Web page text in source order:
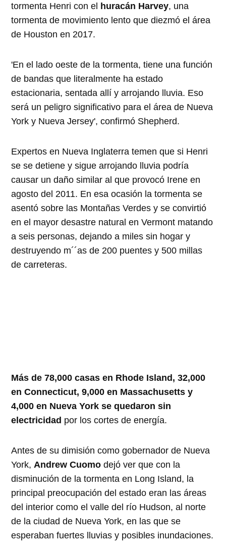
tormenta Henri con el huracán Harvey, una
tormenta de movimiento lento que diezmó el área
de Houston en 2017.
'En el lado oeste de la tormenta, tiene una función
de bandas que literalmente ha estado
estacionaria, sentada allí y arrojando lluvia. Eso
será un peligro significativo para el área de Nueva
York y Nueva Jersey', confirmó Shepherd.
Expertos en Nueva Inglaterra temen que si Henri
se se detiene y sigue arrojando lluvia podría
causar un daño similar al que provocó Irene en
agosto del 2011. En esa ocasión la tormenta se
asentó sobre las Montañas Verdes y se convirtió
en el mayor desastre natural en Vermont matando
a seis personas, dejando a miles sin hogar y
destruyendo m´´as de 200 puentes y 500 millas
de carreteras.
Más de 78,000 casas en Rhode Island, 32,000
en Connecticut, 9,000 en Massachusetts y
4,000 en Nueva York se quedaron sin
electricidad por los cortes de energía.
Antes de su dimisión como gobernador de Nueva
York, Andrew Cuomo dejó ver que con la
disminución de la tormenta en Long Island, la
principal preocupación del estado eran las áreas
del interior como el valle del río Hudson, al norte
de la ciudad de Nueva York, en las que se
esperaban fuertes lluvias y posibles inundaciones.